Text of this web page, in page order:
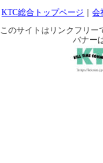
KTC総合トップページ
｜会
このサイトはリンクフリー
バナー